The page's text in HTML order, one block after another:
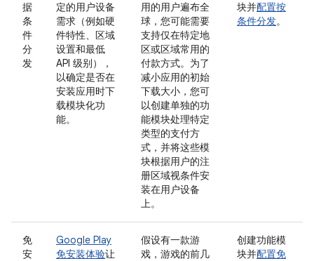
据
条
件
分
发
定的用户设备
需求（例如硬
件特性、区域
设置和最低
API 级别），
以确定是否在
安装应用时下
载模块化功
能。
用的用户遍布全
球，您可能需要
支持仅在特定地
区或区域常用的
付款方式。为了
减小应用的初始
下载大小，您可
以创建单独的功
能模块处理特定
类型的支付方
式，并将这些模
块根据用户的注
册区域视条件安
装在用户设备
上。
块并配置按
条件分发。
免
安
Google Play
免安装体验让
假设有一款游
戏，游戏的前几
创建功能模
块并配置免